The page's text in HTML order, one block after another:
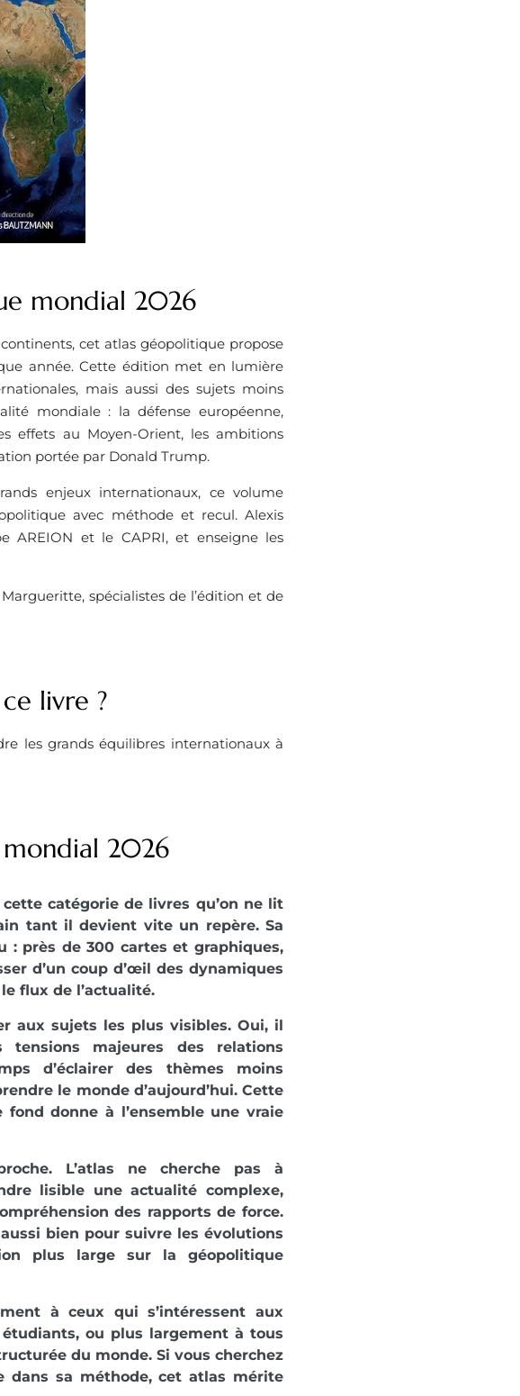
mondial 2026
cet atlas géopolitique propose
année. Cette édition met en lumière
mais aussi des sujets moins
mondiale : la défense européenne,
effets au Moyen-Orient, les ambitions
portée par Donald Trump.
enjeux internationaux, ce volume
avec méthode et recul. Alexis
AREION et le CAPRI, et enseigne les
spécialistes de l’édition et de
livre ?
les grands équilibres internationaux à
2026
catégorie de livres qu’on ne lit
tant il devient vite un repère. Sa
: près de 300 cartes et graphiques,
d’un coup d’œil des dynamiques
flux de l’actualité.
aux sujets les plus visibles. Oui, il
majeures des relations
d’éclairer des thèmes moins
le monde d’aujourd’hui. Cette
donne à l’ensemble une vraie
L’atlas ne cherche pas à
lisible une actualité complexe,
des rapports de force.
bien pour suivre les évolutions
plus large sur la géopolitique
à ceux qui s’intéressent aux
ou plus largement à tous
du monde. Si vous cherchez
dans sa méthode, cet atlas mérite